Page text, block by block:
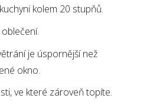
kolem 20 stupňů.
je úspornější než
okno.
ve které zároveň topíte.